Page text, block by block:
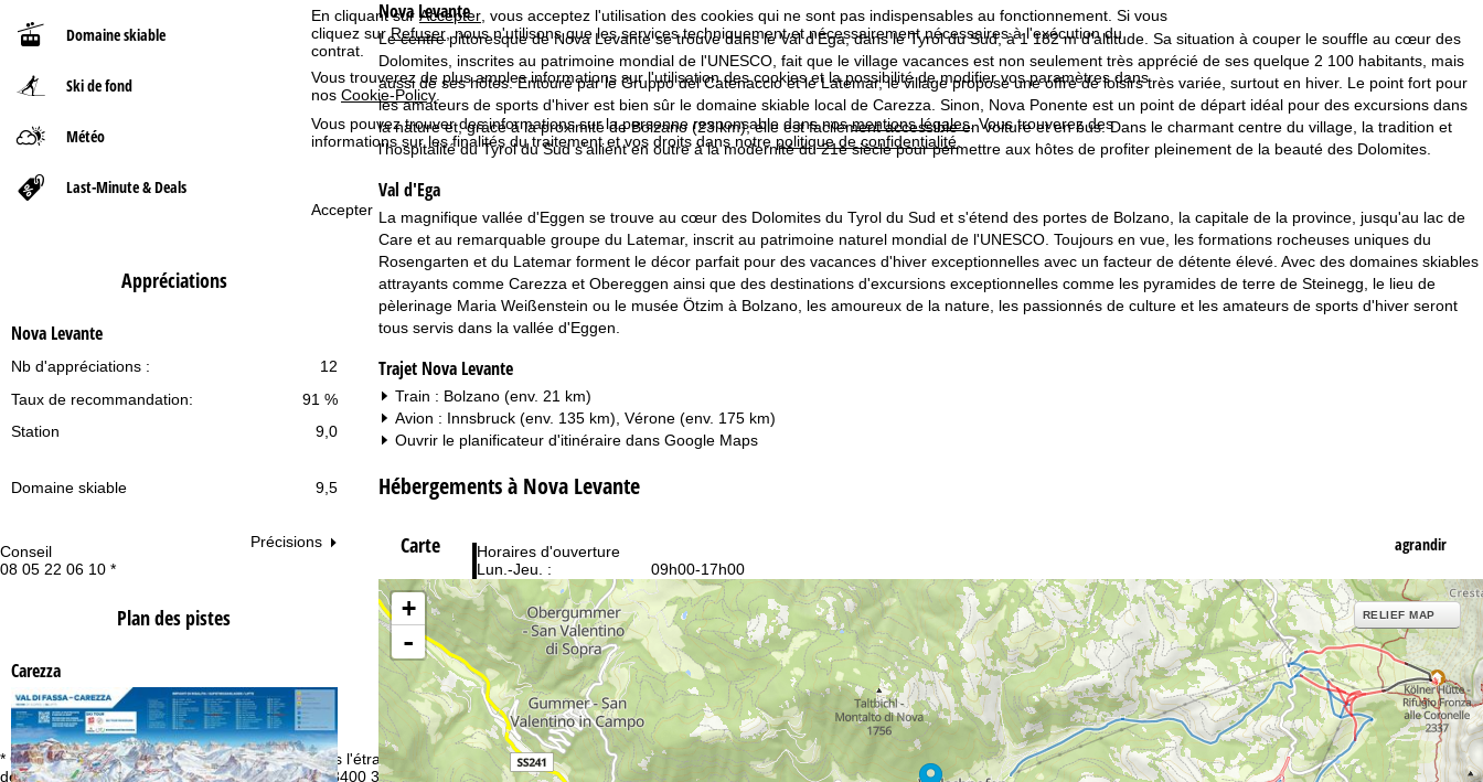
En cliquant sur Accepter , vous acceptez l'utilisation des cookies qui ne sont pas indispensables au fonctionnement. Si vous
cliquez surRefuser , nous n'utilisons que les services techniquement et nécessairement nécessaires à l'exécution du
contrat.
Vous trouverez de plus amples informations sur l'utilisation des cookies et la possibilité de modifier vos paramètres dans
nos Cookie-Policy
Vous pouvez trouver des informations sur la personne responsable dans nosmentions légales. Vous trouverez des
informations sur les finalités du traitement et vos droits dans notre politique de confidentialité
Accepter
Conseil
08 05 22 06 10 *
* Gratuit depuis la France, non accessible depuis l'étranger. En
dehors de la France, veuillez appeler le +32 (0)3400 3253.
Horaires d'ouverture
Lun.-Jeu. :
09h00-17h00
Ven. :
09h00-14h00
Sam.-Dim. :
fermé
Voir contact
Conseil
Domaine skiable
Ski de fond
Météo
Last-Minute & Deals
Appréciations
Nova Levante
12
Nb d'appréciations :
91 %
Taux de recommandation:
Station
9,0
Domaine skiable 9,5
Précisions
Plan des pistes
Carezza
d
'
a
c
u
e
l
Nova Levante
Le centre pittoresque de Nova Levante se trouve dans le Val d'Ega, dans le Tyrol du Sud, à 1 182 m d'altitude. Sa situation à couper le souffle au cœur des
Dolomites, inscrites au patrimoine mondial de l'UNESCO, fait que le village vacances est non seulement très apprécié de ses quelque 2 100 habitants, mais
aussi de ses hôtes. Entouré par le Gruppo del Catenaccio et le Latemar, le village propose une offre de loisirs très variée, surtout en hiver. Le point fort pour
les amateurs de sports d'hiver est bien sûr le domaine skiable local de Carezza. Sinon, Nova Ponente est un point de départ idéal pour des excursions dans
la nature et, grâce à la proximité de Bolzano (23 km), elle est facilement accessible en voiture et en bus. Dans le charmant centre du village, la tradition et
l'hospitalité du Tyrol du Sud s'allient en outre à la modernité du 21e siècle pour permettre aux hôtes de profiter pleinement de la beauté des Dolomites.
Val d'Ega
La magnifique vallée d'Eggen se trouve au cœur des Dolomites du Tyrol du Sud et s'étend des portes de Bolzano, la capitale de la province, jusqu'au lac de
Care et au remarquable groupe du Latemar, inscrit au patrimoine naturel mondial de l'UNESCO. Toujours en vue, les formations rocheuses uniques du
Rosengarten et du Latemar forment le décor parfait pour des vacances d'hiver exceptionnelles avec un facteur de détente élevé. Avec des domaines skiables
attrayants comme Carezza et Obereggen ainsi que des destinations d'excursions exceptionnelles comme les pyramides de terre de Steinegg, le lieu de
pèlerinage Maria Weißenstein ou le musée Ötzim à Bolzano, les amoureux de la nature, les passionnés de culture et les amateurs de sports d'hiver seront
tous servis dans la vallée d'Eggen.
Trajet Nova Levante
Train : Bolzano (env. 21 km)
Avion : Innsbruck (env. 135 km), Vérone (env. 175 km)
Ouvrir le planificateur d'itinéraire dans Google Maps
Hébergements à Nova Levante
Carte agrandir
+
-
RELIEF MAP